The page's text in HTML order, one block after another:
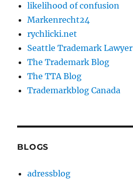
likelihood of confusion
Markenrecht24
rychlicki.net
Seattle Trademark Lawyer
The Trademark Blog
The TTA Blog
Trademarkblog Canada
BLOGS
adressblog